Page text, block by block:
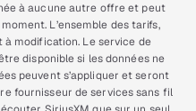
à aucune autre offre et peut
L’ensemble des tarifs,
modification. Le service de
disponible si les données ne
peuvent s’appliquer et seront
fournisseur de services sans fil